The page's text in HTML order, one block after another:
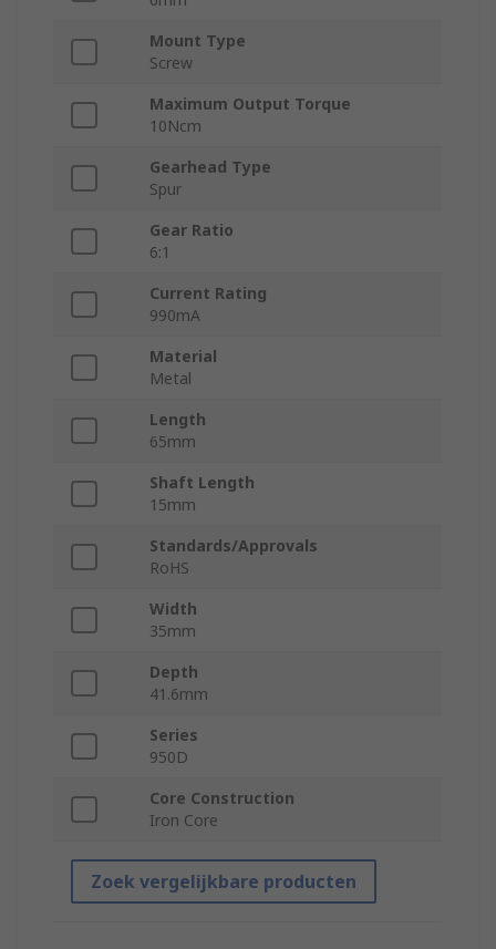
Mount Type
Screw
Maximum Output Torque
10Ncm
Gearhead Type
Spur
Gear Ratio
6:1
Current Rating
990mA
Material
Metal
Length
65mm
Shaft Length
15mm
Standards/Approvals
RoHS
Width
35mm
Depth
41.6mm
Series
950D
Core Construction
Iron Core
Zoek vergelijkbare producten